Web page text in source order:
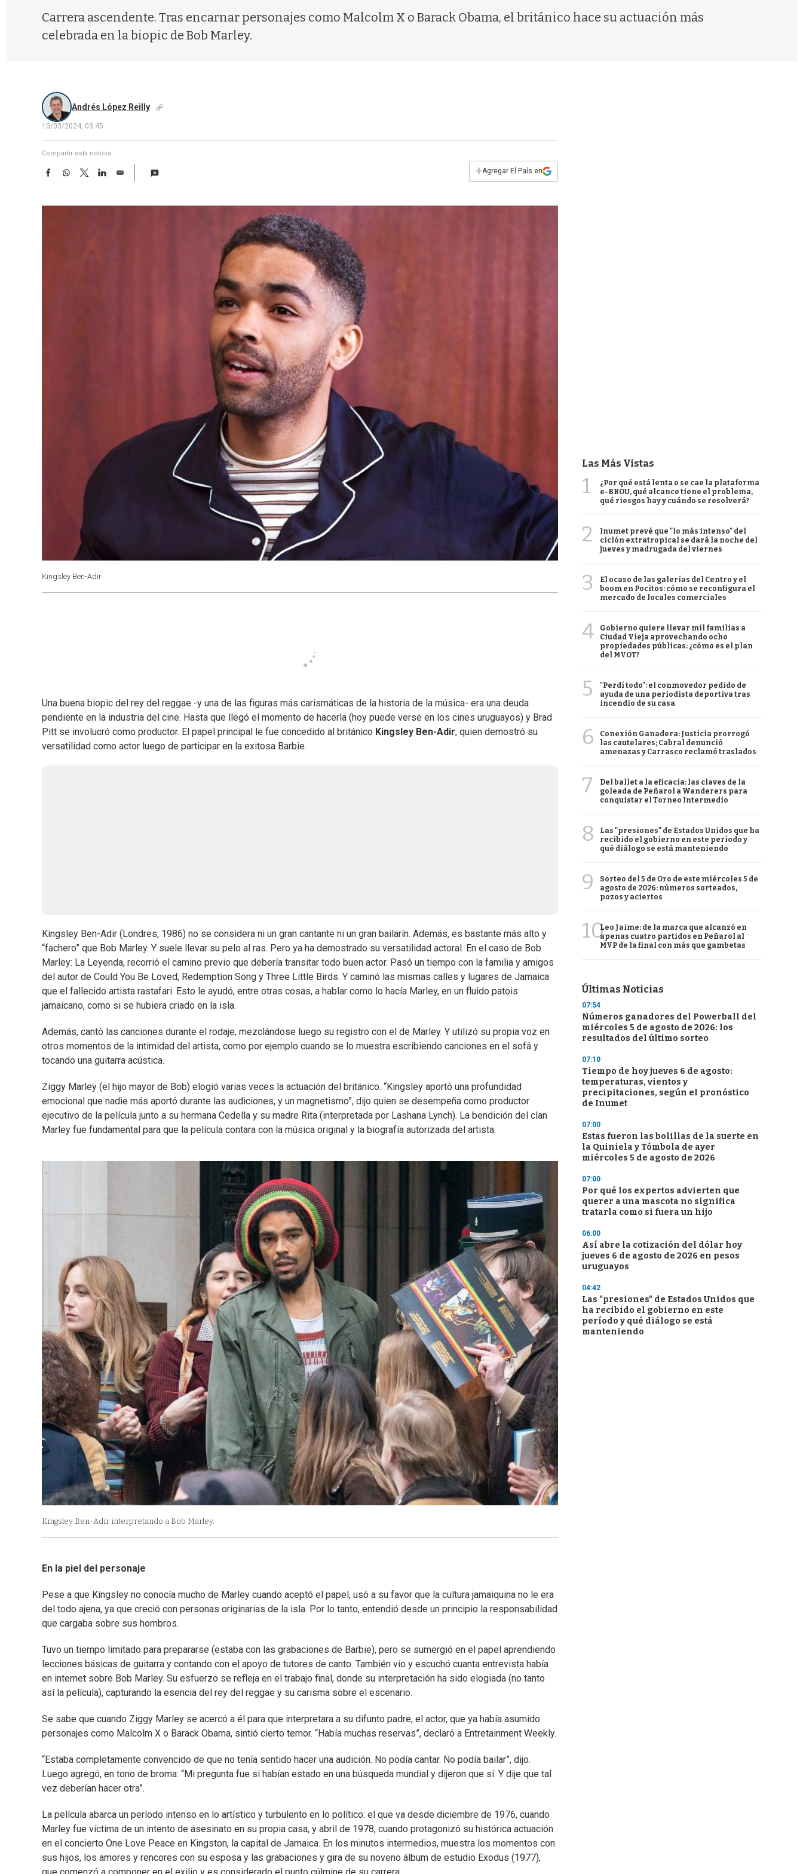
Carrera ascendente. Tras encarnar personajes como Malcolm X o Barack Obama, el británico hace su actuación más
celebrada en la biopic de Bob Marley.
Andrés López Reilly
10/03/2024, 03:45
Compartir esta noticia
F
e
W
t
T
w
t
L
k
E
i
+Agregar El País en
Kingsley Ben-Adir.
Una buena biopic del rey del reggae -y una de las figuras más carismáticas de la historia de la música- era una deuda
pendiente en la industria del cine. Hasta que llegó el momento de hacerla (hoy puede verse en los cines uruguayos) y Brad
Pitt se involucró como productor. El papel principal le fue concedido al británico Kingsley Ben-Adir, quien demostró su
versatilidad como actor luego de participar en la exitosa Barbie.
Kingsley Ben-Adir (Londres, 1986) no se considera ni un gran cantante ni un gran bailarín. Además, es bastante más alto y
“fachero” que Bob Marley. Y suele llevar su pelo al ras. Pero ya ha demostrado su versatilidad actoral. En el caso de Bob
Marley: La Leyenda, recorrió el camino previo que debería transitar todo buen actor. Pasó un tiempo con la familia y amigos
del autor de Could You Be Loved, Redemption Song y Three Little Birds. Y caminó las mismas calles y lugares de Jamaica
que el fallecido artista rastafari. Esto le ayudó, entre otras cosas, a hablar como lo hacía Marley, en un fluido patois
jamaicano, como si se hubiera criado en la isla.
Además, cantó las canciones durante el rodaje, mezclándose luego su registro con el de Marley. Y utilizó su propia voz en
otros momentos de la intimidad del artista, como por ejemplo cuando se lo muestra escribiendo canciones en el sofá y
tocando una guitarra acústica.
Ziggy Marley (el hijo mayor de Bob) elogió varias veces la actuación del británico. “Kingsley aportó una profundidad
emocional que nadie más aportó durante las audiciones, y un magnetismo”, dijo quien se desempeña como productor
ejecutivo de la película junto a su hermana Cedella y su madre Rita (interpretada por Lashana Lynch). La bendición del clan
Marley fue fundamental para que la película contara con la música original y la biografía autorizada del artista.
Kingsley Ben-Adir interpretando a Bob Marley.
En la piel del personaje
Pese a que Kingsley no conocía mucho de Marley cuando aceptó el papel, usó a su favor que la cultura jamaiquina no le era
del todo ajena, ya que creció con personas originarias de la isla. Por lo tanto, entendió desde un principio la responsabilidad
que cargaba sobre sus hombros.
Tuvo un tiempo limitado para prepararse (estaba con las grabaciones de Barbie), pero se sumergió en el papel aprendiendo
lecciones básicas de guitarra y contando con el apoyo de tutores de canto. También vio y escuchó cuanta entrevista había
en internet sobre Bob Marley. Su esfuerzo se refleja en el trabajo final, donde su interpretación ha sido elogiada (no tanto
así la película), capturando la esencia del rey del reggae y su carisma sobre el escenario.
Se sabe que cuando Ziggy Marley se acercó a él para que interpretara a su difunto padre, el actor, que ya había asumido
personajes como Malcolm X o Barack Obama, sintió cierto temor. “Había muchas reservas”, declaró a Entretainment Weekly.
“Estaba completamente convencido de que no tenía sentido hacer una audición. No podía cantar. No podía bailar”, dijo.
Luego agregó, en tono de broma: “Mi pregunta fue si habían estado en una búsqueda mundial y dijeron que sí. Y dije que tal
vez deberían hacer otra”.
La película abarca un período intenso en lo artístico y turbulento en lo político: el que va desde diciembre de 1976, cuando
Marley fue víctima de un intento de asesinato en su propia casa, y abril de 1978, cuando protagonizó su histórica actuación
en el concierto One Love Peace en Kingston, la capital de Jamaica. En los minutos intermedios, muestra los momentos con
sus hijos, los amores y rencores con su esposa y las grabaciones y gira de su noveno álbum de estudio Exodus (1977),
Las Más Vistas
1
¿Por qué está lenta o se cae la plataforma
e-BROU, qué alcance tiene el problema,
qué riesgos hay y cuándo se resolverá?
2
Inumet prevé que "lo más intenso" del
ciclón extratropical se dará la noche del
jueves y madrugada del viernes
3
El ocaso de las galerías del Centro y el
boom en Pocitos: cómo se reconfigura el
mercado de locales comerciales
4
Gobierno quiere llevar mil familias a
Ciudad Vieja aprovechando ocho
propiedades públicas: ¿cómo es el plan
del MVOT?
5
"Perdí todo": el conmovedor pedido de
ayuda de una periodista deportiva tras
incendio de su casa
6
Conexión Ganadera: Justicia prorrogó
las cautelares; Cabral denunció
amenazas y Carrasco reclamó traslados
7
Del ballet a la eficacia: las claves de la
goleada de Peñarol a Wanderers para
conquistar el Torneo Intermedio
8
Las "presiones" de Estados Unidos que ha
recibido el gobierno en este período y
qué diálogo se está manteniendo
9
Sorteo del 5 de Oro de este miércoles 5 de
agosto de 2026: números sorteados,
pozos y aciertos
10Leo Jaime: de la marca que alcanzó en
apenas cuatro partidos en Peñarol al
MVP de la final con más que gambetas
Últimas Noticias
07:54
Números ganadores del Powerball del
miércoles 5 de agosto de 2026: los
resultados del último sorteo
07:10
Tiempo de hoy jueves 6 de agosto:
temperaturas, vientos y
precipitaciones, según el pronóstico
de Inumet
07:00
Estas fueron las bolillas de la suerte en
la Quiniela y Tómbola de ayer
miércoles 5 de agosto de 2026
07:00
Por qué los expertos advierten que
querer a una mascota no significa
tratarla como si fuera un hijo
06:00
Así abre la cotización del dólar hoy
jueves 6 de agosto de 2026 en pesos
uruguayos
04:42
Las "presiones" de Estados Unidos que
ha recibido el gobierno en este
período y qué diálogo se está
manteniendo